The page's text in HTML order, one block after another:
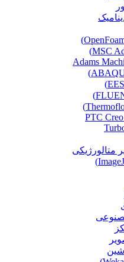
Adams
PTC
متالورژیکی